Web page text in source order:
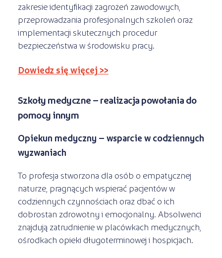
zakresie identyfikacji zagrożeń zawodowych,
przeprowadzania profesjonalnych szkoleń oraz
implementacji skutecznych procedur
bezpieczeństwa w środowisku pracy.
Dowiedz się więcej >>
Szkoły medyczne – realizacja powołania do
pomocy innym
Opiekun medyczny – wsparcie w codziennych
wyzwaniach
To profesja stworzona dla osób o empatycznej
naturze, pragnących wspierać pacjentów w
codziennych czynnościach oraz dbać o ich
dobrostan zdrowotny i emocjonalny. Absolwenci
znajdują zatrudnienie w placówkach medycznych,
ośrodkach opieki długoterminowej i hospicjach.